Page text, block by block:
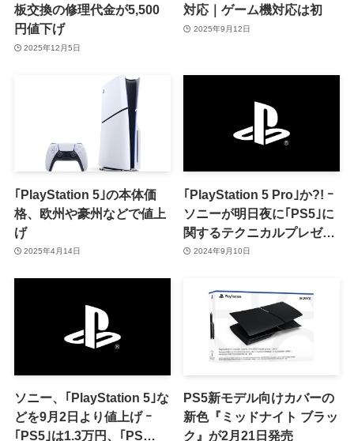
板交換の修理代金が5,500
円値下げ
2025年12月5日
対応｜ゲーム機対応は初
2025年9月12日
｢PlayStation 5｣の本体価
格、欧州や豪州などで値上
げ
2025年4月14日
｢PlayStation 5 Pro｣か?! ｰ
ソニーが明日夜に｢PS5｣に
関するテクニカルプレゼン
テーションを公開へ
2024年9月10日
ソニー、｢PlayStation 5｣な
どを9月2日より値上げ ｰ
｢PS5｣は1.3万円、｢PS
PS5新モデル向けカバーの
新色『ミッドナイト ブラッ
ク』が2月21日発売